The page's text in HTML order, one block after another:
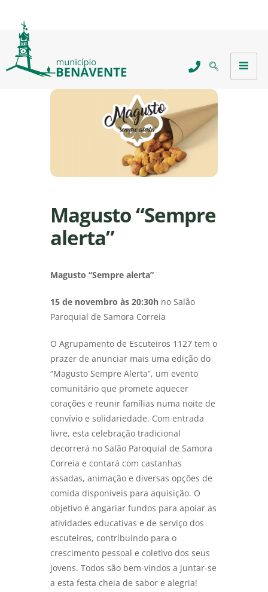
Magusto “Sempre
alerta”
Magusto “Sempre alerta”
15 de novembro às 20:30h no Salão
Paroquial de Samora Correia
O Agrupamento de Escuteiros 1127 tem o
prazer de anunciar mais uma edição do
“Magusto Sempre Alerta”, um evento
comunitário que promete aquecer
corações e reunir famílias numa noite de
convívio e solidariedade. Com entrada
livre, esta celebração tradicional
decorrerá no Salão Paroquial de Samora
Correia e contará com castanhas
assadas, animação e diversas opções de
comida disponíveis para aquisição. O
objetivo é angariar fundos para apoiar as
atividades educativas e de serviço dos
escuteiros, contribuindo para o
crescimento pessoal e coletivo dos seus
jovens. Todos são bem-vindos a juntar-se
a esta festa cheia de sabor e alegria!